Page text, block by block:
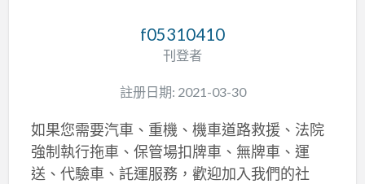
f05310410
刊登者
註册日期: 2021-03-30
如果您需要汽車、重機、機車道路救援、法院
強制執行拖車、保管場扣牌車、無牌車、運
送、代驗車、託運服務，歡迎加入我們的社